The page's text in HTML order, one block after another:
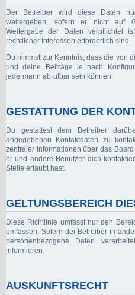
Der Betreiber wird diese Daten
weitergeben, sofern er nicht auf
Weitergabe der Daten verpflichtet
rechtlicher Interessen erforderlich sind.
Du nimmst zur Kenntnis, dass die von
und deine Beiträge je nach
jedermann abrufbar sein können.
GESTATTUNG DER
Du gestattest dem Betreiber
angegebenen Kontaktdaten zu
zentraler Informationen über das
er und andere Benutzer dich
Stelle erlaubt hast.
GELTUNGSBEREICH
Diese Richtlinie umfasst nur den
umfassen. Sofern der Betreiber in
personenbezogene Daten
informieren.
AUSKUNFTSRECHT